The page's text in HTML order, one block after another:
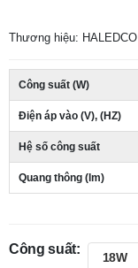
Thương hiệu: HALEDCO
Công suất (W)
Điện áp vào (V), (HZ)
Hệ số công suất
Quang thông (lm)
Công suất:
18W